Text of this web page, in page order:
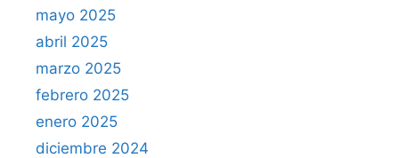
mayo 2025
abril 2025
marzo 2025
febrero 2025
enero 2025
diciembre 2024